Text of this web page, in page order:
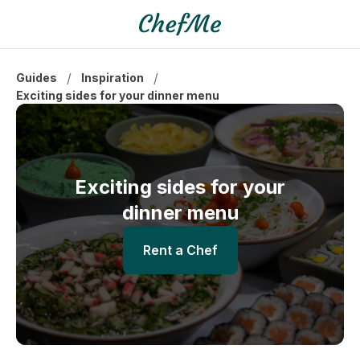
Guides / Inspiration /
Exciting sides for your dinner menu
Exciting sides for your
dinner menu
Rent a Chef